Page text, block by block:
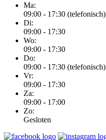
Ma:
09:00 - 17:30 (telefonisch)
Di:
09:00 - 17:30
Wo:
09:00 - 17:30
Do:
09:00 - 17:30 (telefonisch)
Vr:
09:00 - 17:30
Za:
09:00 - 17:00
Zo:
Gesloten